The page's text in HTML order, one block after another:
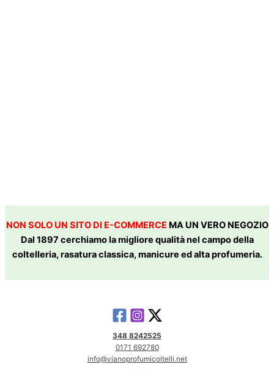
NON SOLO UN SITO DI E-COMMERCE MA UN VERO NEGOZIO
Dal 1897 cerchiamo la migliore qualità nel campo della
coltelleria, rasatura classica, manicure ed alta profumeria.
348 8242525
0171 692780
info@vianoprofumicoltelli.net